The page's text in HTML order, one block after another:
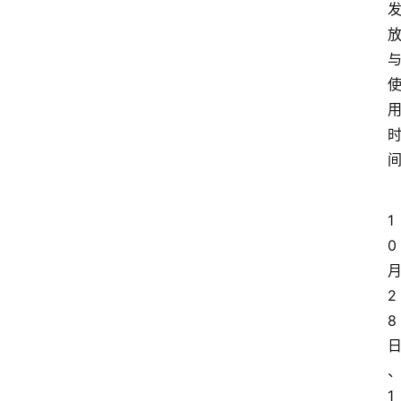
发
放
与
使
用
时
间
1
0
月
2
8
日
、
1